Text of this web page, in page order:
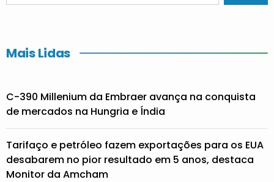
Mais Lidas
C-390 Millenium da Embraer avança na conquista
de mercados na Hungria e Índia
Tarifaço e petróleo fazem exportações para os EUA
desabarem no pior resultado em 5 anos, destaca
Monitor da Amcham